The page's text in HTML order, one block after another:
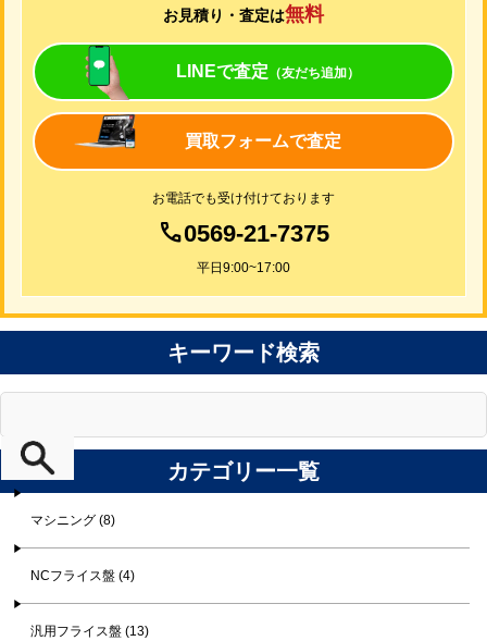
お見積り・査定は無料
LINEで査定 （友だち追加）
買取フォームで査定
お電話でも受け付けております
0569-21-7375
平日9:00~17:00
キーワード検索
カテゴリー一覧
マシニング (8)
NCフライス盤 (4)
汎用フライス盤 (13)